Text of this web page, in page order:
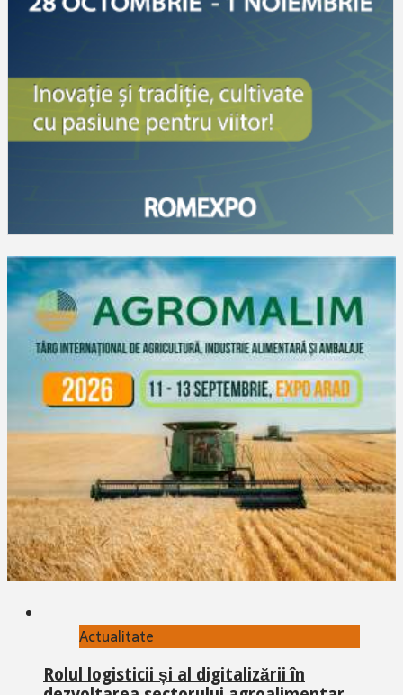
Actualitate
Rolul logisticii și al digitalizării în